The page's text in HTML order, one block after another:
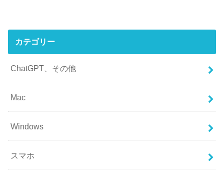
カテゴリー
ChatGPT、その他
Mac
Windows
スマホ